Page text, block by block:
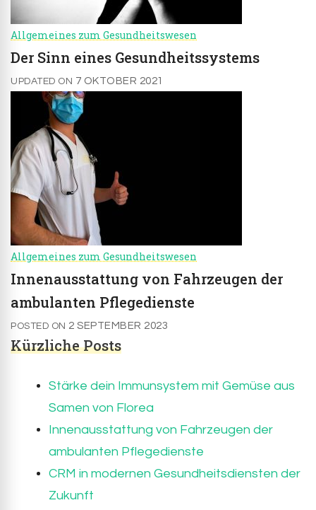
Allgemeines zum Gesundheitswesen
Der Sinn eines Gesundheitssystems
UPDATED ON 7 OKTOBER 2021
Allgemeines zum Gesundheitswesen
Innenausstattung von Fahrzeugen der
ambulanten Pflegedienste
POSTED ON 2 SEPTEMBER 2023
Kürzliche Posts
Stärke dein Immunsystem mit Gemüse aus
Samen von Florea
Innenausstattung von Fahrzeugen der
ambulanten Pflegedienste
CRM in modernen Gesundheitsdiensten der
Zukunft